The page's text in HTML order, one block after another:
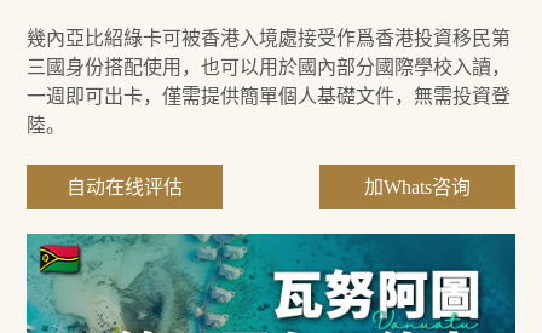
幾內亞比紹綠卡可被香港入境處接受作爲香港投資移民第
三國身份搭配使用，也可以用於國內部分國際學校入讀，
一週即可出卡，僅需提供簡單個人基礎文件，無需投資登
陸。
自动在线评估 加Whats咨询